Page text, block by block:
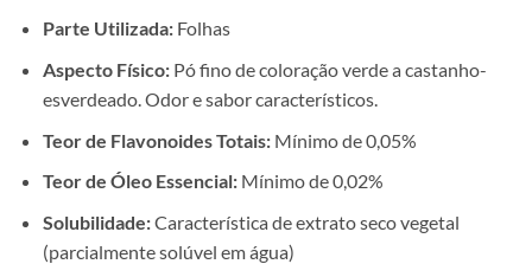
Parte Utilizada:Folhas
Aspecto Físico:Pó fino de coloração verde a castanho-
esverdeado. Odor e sabor característicos.
Teor de Flavonoides Totais:Mínimo de 0,05%
Teor de Óleo Essencial:Mínimo de 0,02%
Solubilidade:Característica de extrato seco vegetal
(parcialmente solúvel em água)